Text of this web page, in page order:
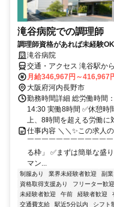
滝谷病院での調理師
調理師資格があれば未経験
滝谷病院
交通・アクセス 滝谷駅か
月給346,967円～416,967
大阪府河内長野市
勤務時間詳細 総労働時間
14:30 実働8時間 ✅休憩時
上、8時間を超える労働に
仕事内容 ＼＼✨この求人
￣￣￣￣￣￣￣￣￣￣￣
る枠」 ✅まずは簡単な盛
マン...
制服あり 業界未経験者歓迎 副
資格取得支援あり
フリーター歓迎
未経験者歓迎
午前 経験者歓迎
交通費支給
駅近5分以内 シフト